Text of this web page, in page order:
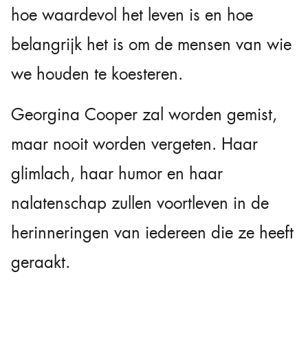
hoe waardevol het leven is en hoe
belangrijk het is om de mensen van wie
we houden te koesteren.
Georgina Cooper zal worden gemist,
maar nooit worden vergeten. Haar
glimlach, haar humor en haar
nalatenschap zullen voortleven in de
herinneringen van iedereen die ze heeft
geraakt.